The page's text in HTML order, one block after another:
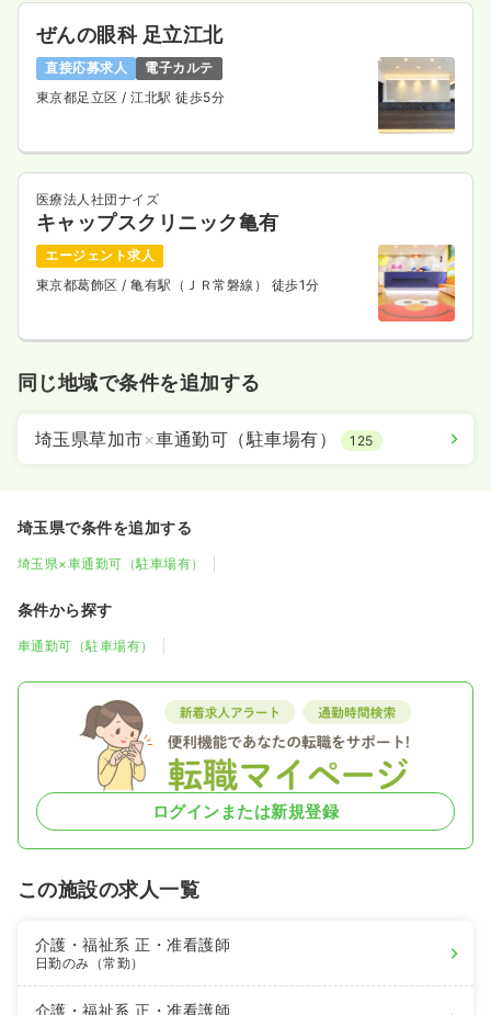
ぜんの眼科 足立江北
直接応募求人
電子カルテ
東京都足立区 / 江北駅 徒歩5分
医療法人社団ナイズ
キャップスクリニック亀有
エージェント求人
東京都葛飾区 / 亀有駅（ＪＲ常磐線） 徒歩1分
同じ地域で条件を追加する
埼玉県草加市×車通勤可（駐車場有） 125
埼玉県で条件を追加する
埼玉県×車通勤可（駐車場有）
条件から探す
車通勤可（駐車場有）
ログインまたは新規登録
この施設の求人一覧
介護・福祉系正・准看護師
日勤のみ（常勤）
介護・福祉系正・准看護師